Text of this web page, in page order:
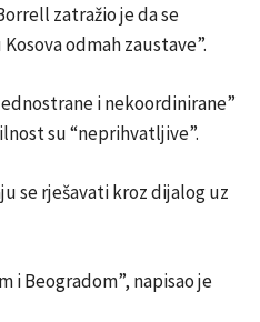
zatražio je da se
odmah zaustave”.
i nekoordinirane”
su “neprihvatljive”.
se rješavati kroz dijalog uz
i Beogradom”, napisao je